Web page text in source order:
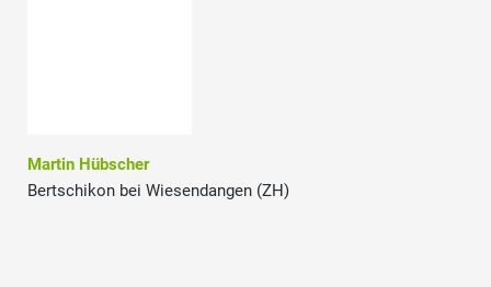
Martin Hübscher
Bertschikon bei Wiesendangen (ZH)